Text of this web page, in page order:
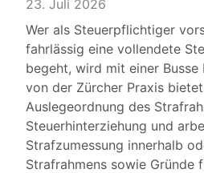
23. Juli 2026
Wer als Steuerpflichtiger
fahrlässig eine vollendete
begeht, wird mit einer
von der Zürcher Praxis
Auslegeordnung des
Steuerhinterziehung und
Strafzumessung innerhalb
Strafrahmens sowie Gründe